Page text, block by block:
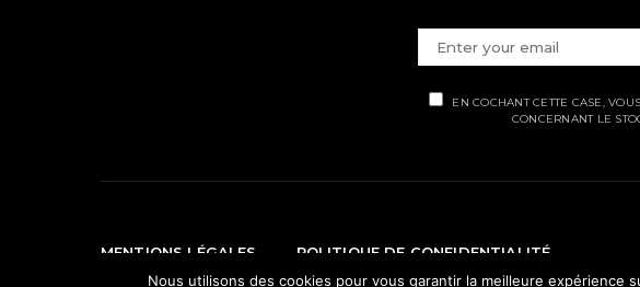
EN COCHANT CETTE CASE,
CONCERNANT LE
MENTIONS LÉGALES POLITIQUE DE CONFIDENTIALITÉ
Nous utilisons des cookies pour vous garantir la meilleure